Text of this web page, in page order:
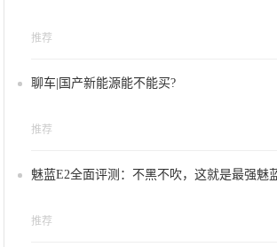
推荐
聊车|国产新能源能不能买?
推荐
魅蓝E2全面评测：不黑不吹，这就是最强魅
推荐